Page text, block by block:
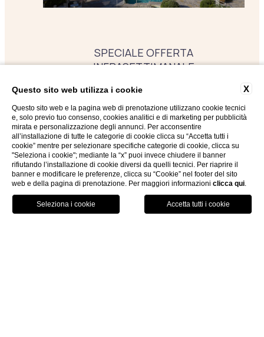
SPECIALE OFFERTA
INFRASETTIMANALE
Soggiorno minimo 2 notti tra Domenica e
Giovedì; Upgrade garantito a categoria di
camera superiore (stessa vista)
DISCOVER
PRENOTA ORA
X
Questo sito web utilizza i cookie
Questo sito web e la pagina web di prenotazione utilizzano cookie tecnici
e, solo previo tuo consenso, cookies analitici e di marketing per pubblicità
mirata e personalizzazione degli annunci. Per acconsentire
all’installazione di tutte le categorie di cookie clicca su “Accetta tutti i
cookie” mentre per selezionare specifiche categorie di cookie, clicca su
"Seleziona i cookie"; mediante la “x” puoi invece chiudere il banner
rifiutando l’installazione di cookie diversi da quelli tecnici. Per riaprire il
banner e modificare le preferenze, clicca su “Cookie” nel footer del sito
web e della pagina di prenotazione. Per maggiori informazioni clicca qui.